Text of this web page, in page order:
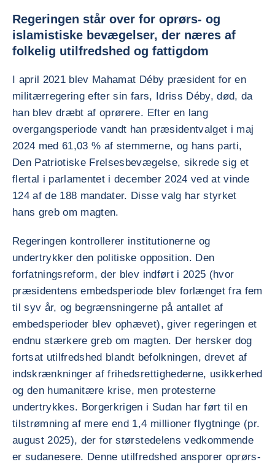
Regeringen står over for oprørs- og
islamistiske bevægelser, der næres af
folkelig utilfredshed og fattigdom
I april 2021 blev Mahamat Déby præsident for en
militærregering efter sin fars, Idriss Déby, død, da
han blev dræbt af oprørere. Efter en lang
overgangsperiode vandt han præsidentvalget i maj
2024 med 61,03 % af stemmerne, og hans parti,
Den Patriotiske Frelsesbevægelse, sikrede sig et
flertal i parlamentet i december 2024 ved at vinde
124 af de 188 mandater. Disse valg har styrket
hans greb om magten.
Regeringen kontrollerer institutionerne og
undertrykker den politiske opposition. Den
forfatningsreform, der blev indført i 2025 (hvor
præsidentens embedsperiode blev forlænget fra fem
til syv år, og begrænsningerne på antallet af
embedsperioder blev ophævet), giver regeringen et
endnu stærkere greb om magten. Der hersker dog
fortsat utilfredshed blandt befolkningen, drevet af
indskrænkninger af frihedsrettighederne, usikkerhed
og den humanitære krise, men protesterne
undertrykkes. Borgerkrigen i Sudan har ført til en
tilstrømning af mere end 1,4 millioner flygtninge (pr.
august 2025), der for størstedelens vedkommende
er sudanesere. Denne utilfredshed ansporer oprørs-